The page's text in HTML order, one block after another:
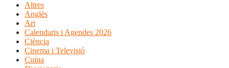
Altres
Anglès
Art
Calendaris i Agendes 2026
Ciència
Cinema i Televisió
Cuina